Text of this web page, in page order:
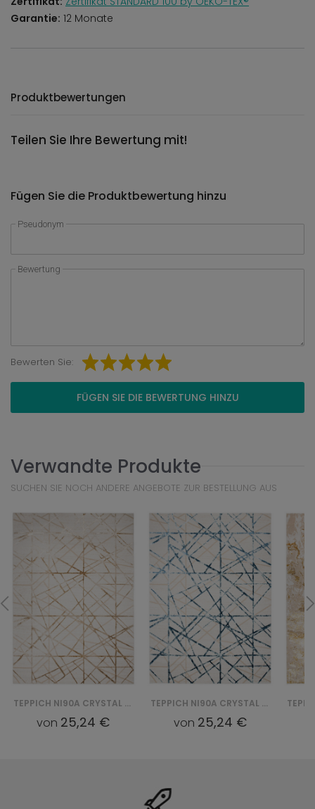
Garantie: 12 Monate
Produktbewertungen
Teilen Sie Ihre Bewertung mit!
Fügen Sie die Produktbewertung hinzu
Pseudonym
Bewertung
Bewerten Sie:
FÜGEN SIE DIE BEWERTUNG HINZU
Verwandte Produkte
SUCHEN SIE NOCH ANDERE ANGEBOTE ZUR BESTELLUNG AUS
TEPPICH NI90A CRYSTAL GYU - BEŻOWY
von 25,24 €
TEPPICH NI90A CRYSTAL GYU - NIEBIESKI
von 25,24 €